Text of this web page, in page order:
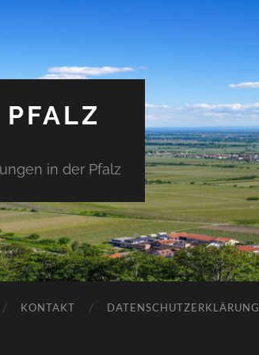
in der Pfalz
KONTAKT DATENSCHUTZERKLÄRUNG